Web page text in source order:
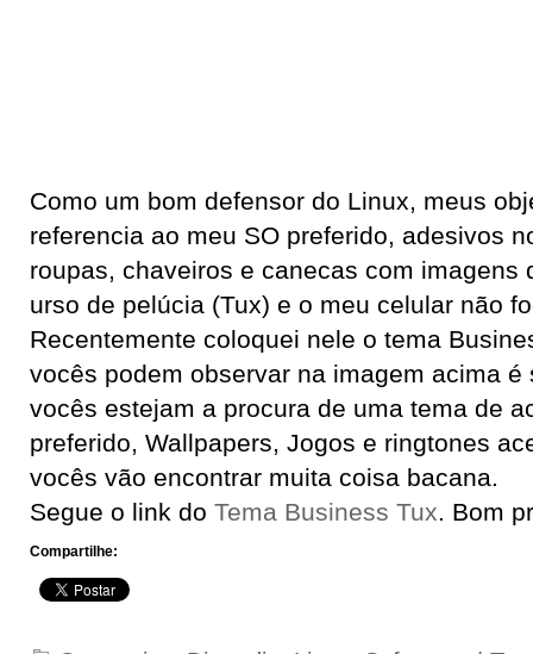
Como um bom defensor do Linux, meus
referencia ao meu SO preferido, adesivos
roupas, chaveiros e canecas com imagens
urso de pelúcia (Tux) e o meu celular não
Recentemente coloquei nele o tema
vocês podem observar na imagem acima é
vocês estejam a procura de uma tema de
preferido, Wallpapers, Jogos e ringtones
vocês vão encontrar muita coisa bacana.
Segue o link do Tema Business Tux. Bom
Compartilhe: